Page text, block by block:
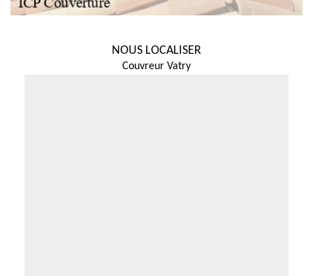
NOUS LOCALISER
Couvreur Vatry